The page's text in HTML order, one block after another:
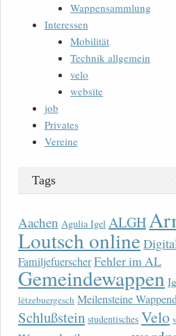
Wappensammlung
Interessen
Mobilität
Technik allgemein
velo
website
job
Privates
Vereine
Tags
Aachen Agulia Igel ALGH
Loutsch online
FamiljefuerscherFehler im AL
Gemeindewappen
lëtzebuergesch Meilensteine
Schlußstein studentisches Velo